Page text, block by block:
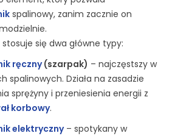
spalinowy, zanim zacznie on
się dwa główne typy:
ręczny(szarpak) – najczęstszy w
spalinowych. Działa na zasadzie
sprężyny i przeniesienia energii z
korbowy.
elektryczny– spotykany w